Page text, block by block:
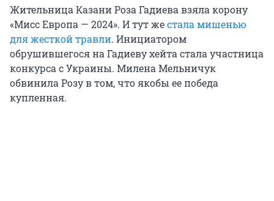
Жительница Казани Роза Гадиева взяла корону
«Мисс Европа — 2024». И тут жестала мишенью
для жесткой травли. Инициатором
обрушившегося на Гадиеву хейта стала участница
конкурса с Украины. Милена Мельничук
обвинила Розу в том, что якобы ее победа
купленная.